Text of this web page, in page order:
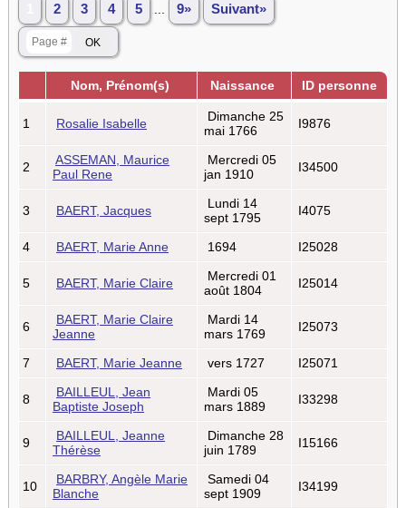
2 3 4 5 9» Suivant»
Nom, Prénom(s) Naissance ID personne
1 Rosalie Isabelle
Dimanche 25
mai 1766
I9876
2
ASSEMAN, Maurice
Paul Rene
Mercredi 05
jan 1910
I34500
3 BAERT, Jacques
Lundi 14
sept 1795
I4075
4 BAERT, Marie Anne 1694 I25028
5 BAERT, Marie Claire
Mercredi 01
août 1804
I25014
6
BAERT, Marie Claire
Jeanne
Mardi 14
mars 1769
I25073
7 BAERT, Marie Jeanne vers 1727 I25071
8
BAILLEUL, Jean
Baptiste Joseph
Mardi 05
mars 1889
I33298
9
BAILLEUL, Jeanne
Thérèse
Dimanche 28
juin 1789
I15166
10
BARBRY, Angèle Marie
Blanche
Samedi 04
sept 1909
I34199